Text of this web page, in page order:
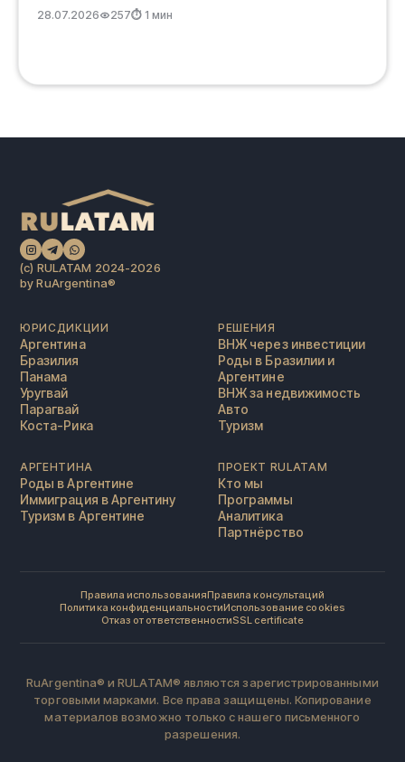
28.07.2026 257⏱ 1 мин
(c) RULATAM 2024-2026
by RuArgentina®️
ЮРИСДИКЦИИ
Аргентина
Бразилия
Панама
Уругвай
Парагвай
Коста-Рика
РЕШЕНИЯ
ВНЖ через инвестиции
Роды в Бразилии и
Аргентине
ВНЖ за недвижимость
Авто
Туризм
АРГЕНТИНА
Роды в Аргентине
Иммиграция в Аргентину
Туризм в Аргентине
ПРОЕКТ RULATAM
Кто мы
Программы
Аналитика
Партнёрство
Правила использованияПравила консультаций
Политика конфиденциальностиИспользование cookies
Отказ от ответственностиSSL certificate
RuArgentina® и RULATAM® являются зарегистрированными
торговыми марками. Все права защищены. Копирование
материалов возможно только с нашего письменного
разрешения.